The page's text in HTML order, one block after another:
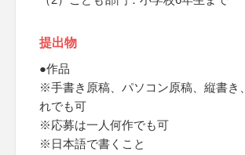
提出物
●作品
※手書き原稿、パソコン原稿、縦書き
れでも可
※応募は一人何作でも可
※日本語で書くこと